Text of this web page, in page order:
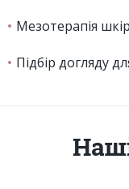
Мезотерапія
Підбір догляду